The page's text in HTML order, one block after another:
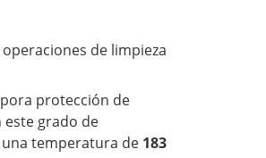
de limpieza
protección de
grado de
temperatura de 183